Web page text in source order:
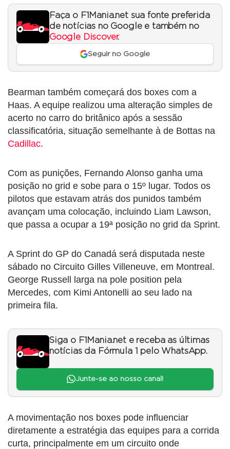
Faça o F1Mania.net sua fonte preferida
de notícias no Google e também no
Google Discover.
Seguir no Google
Bearman também começará dos boxes com a
Haas. A equipe realizou uma alteração simples de
acerto no carro do britânico após a sessão
classificatória, situação semelhante à de Bottas na
Cadillac.
Com as punições, Fernando Alonso ganha uma
posição no grid e sobe para o 15º lugar. Todos os
pilotos que estavam atrás dos punidos também
avançam uma colocação, incluindo Liam Lawson,
que passa a ocupar a 19ª posição no grid da Sprint.
A Sprint do GP do Canadá será disputada neste
sábado no Circuito Gilles Villeneuve, em Montreal.
George Russell larga na pole position pela
Mercedes, com Kimi Antonelli ao seu lado na
primeira fila.
Siga o F1Mania.net e receba as últimas
notícias da Fórmula 1 pelo WhatsApp.
Junte-se ao nosso canal!
A movimentação nos boxes pode influenciar
diretamente a estratégia das equipes para a corrida
curta, principalmente em um circuito onde